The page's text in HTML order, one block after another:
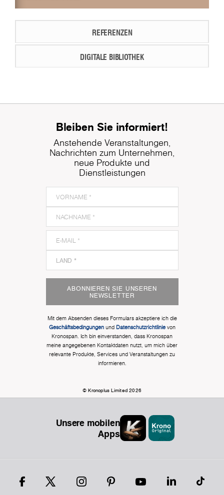
REFERENZEN
DIGITALE BIBLIOTHEK
Bleiben Sie informiert!
Anstehende Veranstaltungen,
Nachrichten zum Unternehmen,
neue Produkte und
Dienstleistungen
ABONNIEREN SIE UNSEREN
NEWSLETTER
Mit dem Absenden dieses Formulars akzeptiere ich die
Geschäftsbedingungenund Datenschutzrichtlinievon
Kronospan. Ich bin einverstanden, dass Kronospan
meine angegebenen Kontaktdaten nutzt, um mich über
relevante Produkte, Services und Veranstaltungen zu
informieren.
© Kronoplus Limited 2026
Unsere mobilen
Apps